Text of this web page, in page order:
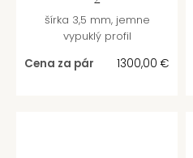
šírka 3,5 mm, jemne
vypuklý profil
Cena za pár
1300,00 €